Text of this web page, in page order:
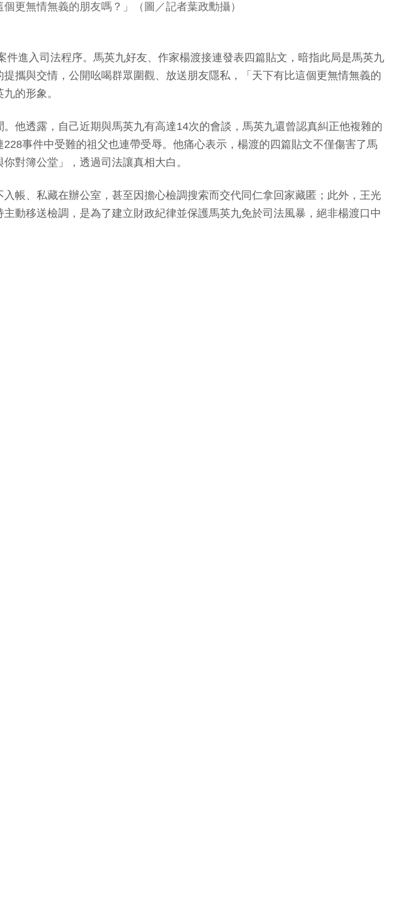
更無情無義的朋友嗎？」（圖／記者葉政勳攝）
進入司法程序。馬英九好友、作家楊渡接連發表四篇貼文，暗指此局是馬英九
攜與交情，公開吆喝群眾圍觀、放送朋友隱私，「天下有比這個更無情無義的
的形象。
他透露，自己近期與馬英九有高達14次的會談，馬英九還曾認真糾正他複雜的
事件中受難的祖父也連帶受辱。他痛心表示，楊渡的四篇貼文不僅傷害了馬
對簿公堂」，透過司法讓真相大白。
帳、私藏在辦公室，甚至因擔心檢調搜索而交代同仁拿回家藏匿；此外，王光
動移送檢調，是為了建立財政紀律並保護馬英九免於司法風暴，絕非楊渡口中